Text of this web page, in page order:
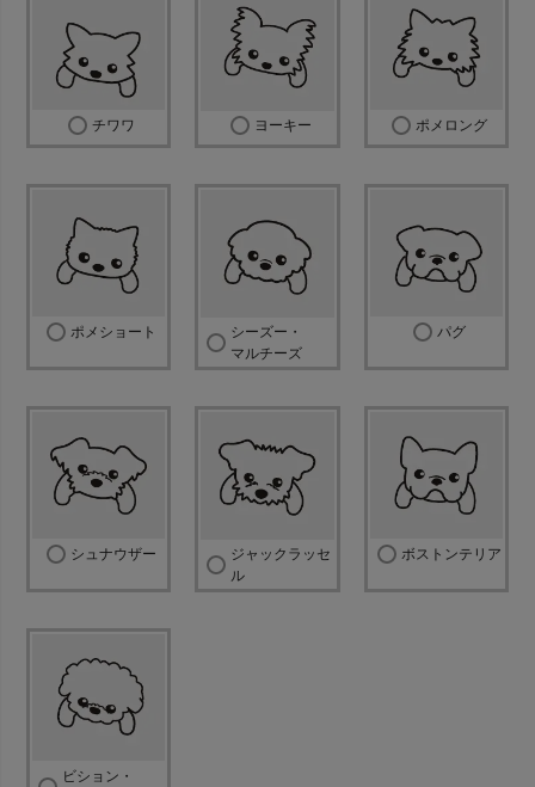
チワワ ヨーキー ポメロング
ポメショート
シーズー・
マルチーズ
パグ
シュナウザー
ジャックラッセ
ル
ボストンテリア
ビション・